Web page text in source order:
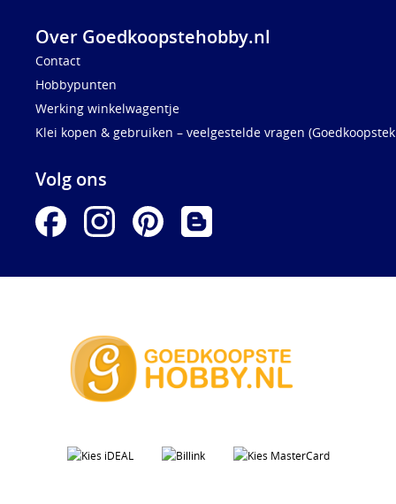
Over Goedkoopstehobby.nl
Contact
Hobbypunten
Werking winkelwagentje
Klei kopen & gebruiken – veelgestelde vragen
Volg ons